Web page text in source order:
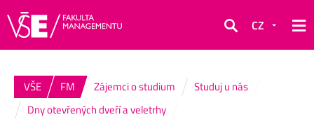
Hledat
CZ
VŠE FM Zájemci o studium
Studuj u nás
Dny otevřených dveří a veletrhy